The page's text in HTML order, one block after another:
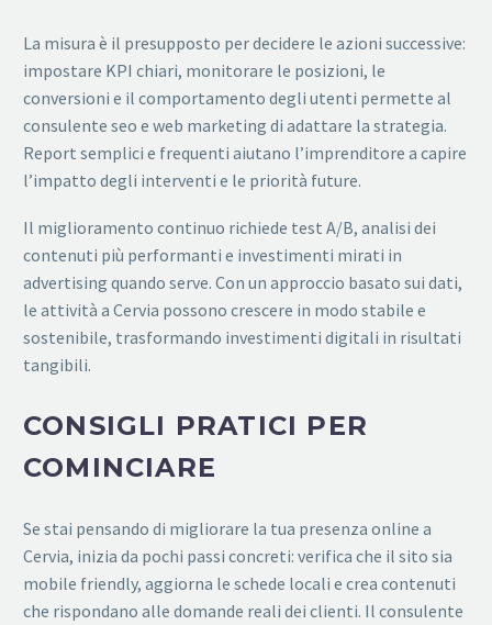
La misura è il presupposto per decidere le azioni successive:
impostare KPI chiari, monitorare le posizioni, le
conversioni e il comportamento degli utenti permette al
consulente seo e web marketing di adattare la strategia.
Report semplici e frequenti aiutano l’imprenditore a capire
l’impatto degli interventi e le priorità future.
Il miglioramento continuo richiede test A/B, analisi dei
contenuti più performanti e investimenti mirati in
advertising quando serve. Con un approccio basato sui dati,
le attività a Cervia possono crescere in modo stabile e
sostenibile, trasformando investimenti digitali in risultati
tangibili.
CONSIGLI PRATICI PER
COMINCIARE
Se stai pensando di migliorare la tua presenza online a
Cervia, inizia da pochi passi concreti: verifica che il sito sia
mobile friendly, aggiorna le schede locali e crea contenuti
che rispondano alle domande reali dei clienti. Il consulente